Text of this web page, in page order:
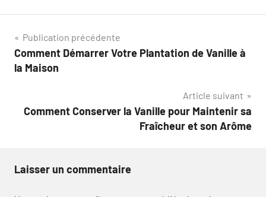
Navigation
de
Publication précédente
Comment Démarrer Votre Plantation de Vanille à
la Maison
Article suivant
Comment Conserver la Vanille pour Maintenir sa
Fraîcheur et son Arôme
Laisser un commentaire